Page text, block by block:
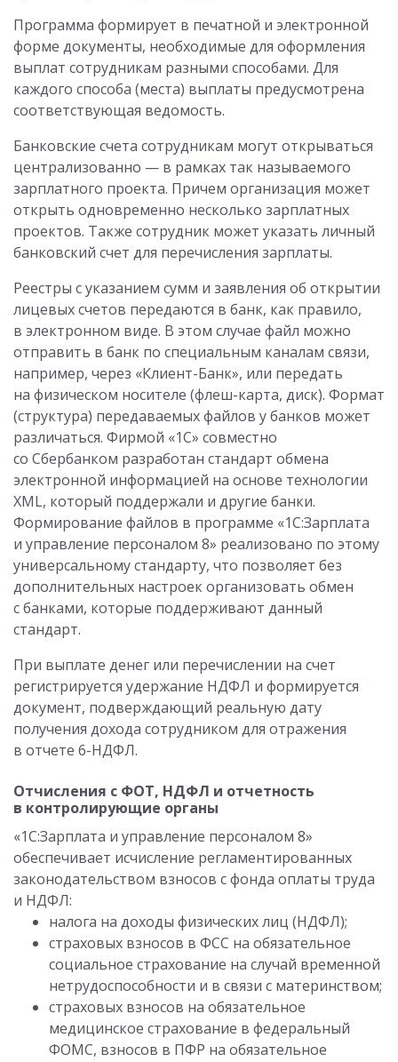
Программа формирует в печатной и электронной
форме документы, необходимые для оформления
выплат сотрудникам разными способами. Для
каждого способа (места) выплаты предусмотрена
соответствующая ведомость.
Банковские счета сотрудникам могут открываться
централизованно — в рамках так называемого
зарплатного проекта. Причем организация может
открыть одновременно несколько зарплатных
проектов. Также сотрудник может указать личный
банковский счет для перечисления зарплаты.
Реестры с указанием сумм и заявления об открытии
лицевых счетов передаются в банк, как правило,
в электронном виде. В этом случае файл можно
отправить в банк по специальным каналам связи,
например, через «Клиент-Банк», или передать
на физическом носителе (флеш-карта, диск). Формат
(структура) передаваемых файлов у банков может
различаться. Фирмой «1С» совместно
со Сбербанком разработан стандарт обмена
электронной информацией на основе технологии
XML, который поддержали и другие банки.
Формирование файлов в программе «1С:Зарплата
и управление персоналом 8» реализовано по этому
универсальному стандарту, что позволяет без
дополнительных настроек организовать обмен
c банками, которые поддерживают данный
стандарт.
При выплате денег или перечислении на счет
регистрируется удержание НДФЛ и формируется
документ, подверждающий реальную дату
получения дохода сотрудником для отражения
в отчете 6-НДФЛ.
Отчисления с ФОТ, НДФЛ и отчетность
в контролирующие органы
«1С:Зарплата и управление персоналом 8»
обеспечивает исчисление регламентированных
законодательством взносов с фонда оплаты труда
и НДФЛ:
налога на доходы физических лиц (НДФЛ);
страховых взносов в ФСС на обязательное
социальное страхование на случай временной
нетрудоспособности и в связи с материнством;
страховых взносов на обязательное
медицинское страхование в федеральный
ФОМС, взносов в ПФР на обязательное